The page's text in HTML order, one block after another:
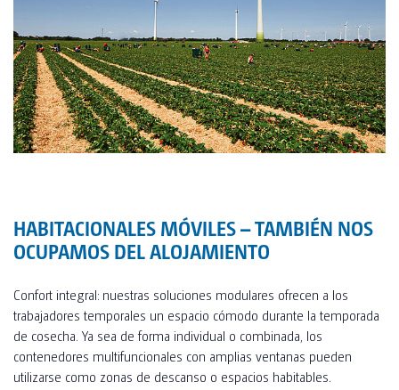
HABITACIONALES MÓVILES – TAMBIÉN NOS
OCUPAMOS DEL ALOJAMIENTO
Confort integral: nuestras soluciones modulares ofrecen a los
trabajadores temporales un espacio cómodo durante la temporada
de cosecha. Ya sea de forma individual o combinada, los
contenedores multifuncionales con amplias ventanas pueden
utilizarse como zonas de descanso o espacios habitables.